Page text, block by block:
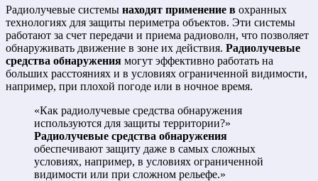
Радиолучевые системы находят применение в охранных
технологиях для защиты периметра объектов. Эти системы
работают за счет передачи и приема радиоволн, что позволяет
обнаруживать движение в зоне их действия. Радиолучевые
средства обнаружения могут эффективно работать на
больших расстояниях и в условиях ограниченной видимости,
например, при плохой погоде или в ночное время.
«Как радиолучевые средства обнаружения
используются для защиты территории?»
Радиолучевые средства обнаружения
обеспечивают защиту даже в самых сложных
условиях, например, в условиях ограниченной
видимости или при сложном рельефе.»